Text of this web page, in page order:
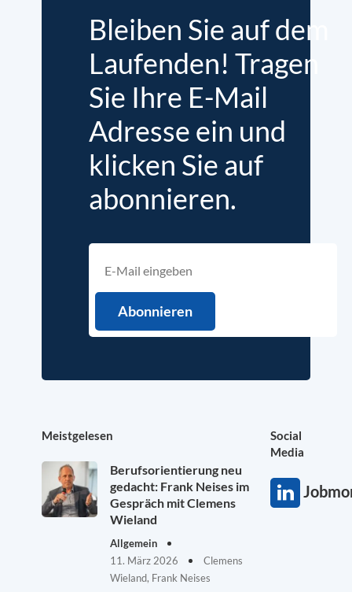
Bleiben Sie auf dem
Laufenden! Tragen
Sie Ihre E-Mail
Adresse ein und
klicken Sie auf
abonnieren.
Meistgelesen
Berufsorientierung neu
gedacht: Frank Neises im
Gespräch mit Clemens
Wieland
Allgemein
11. März 2026
Clemens
Wieland, Frank Neises
Social
Media